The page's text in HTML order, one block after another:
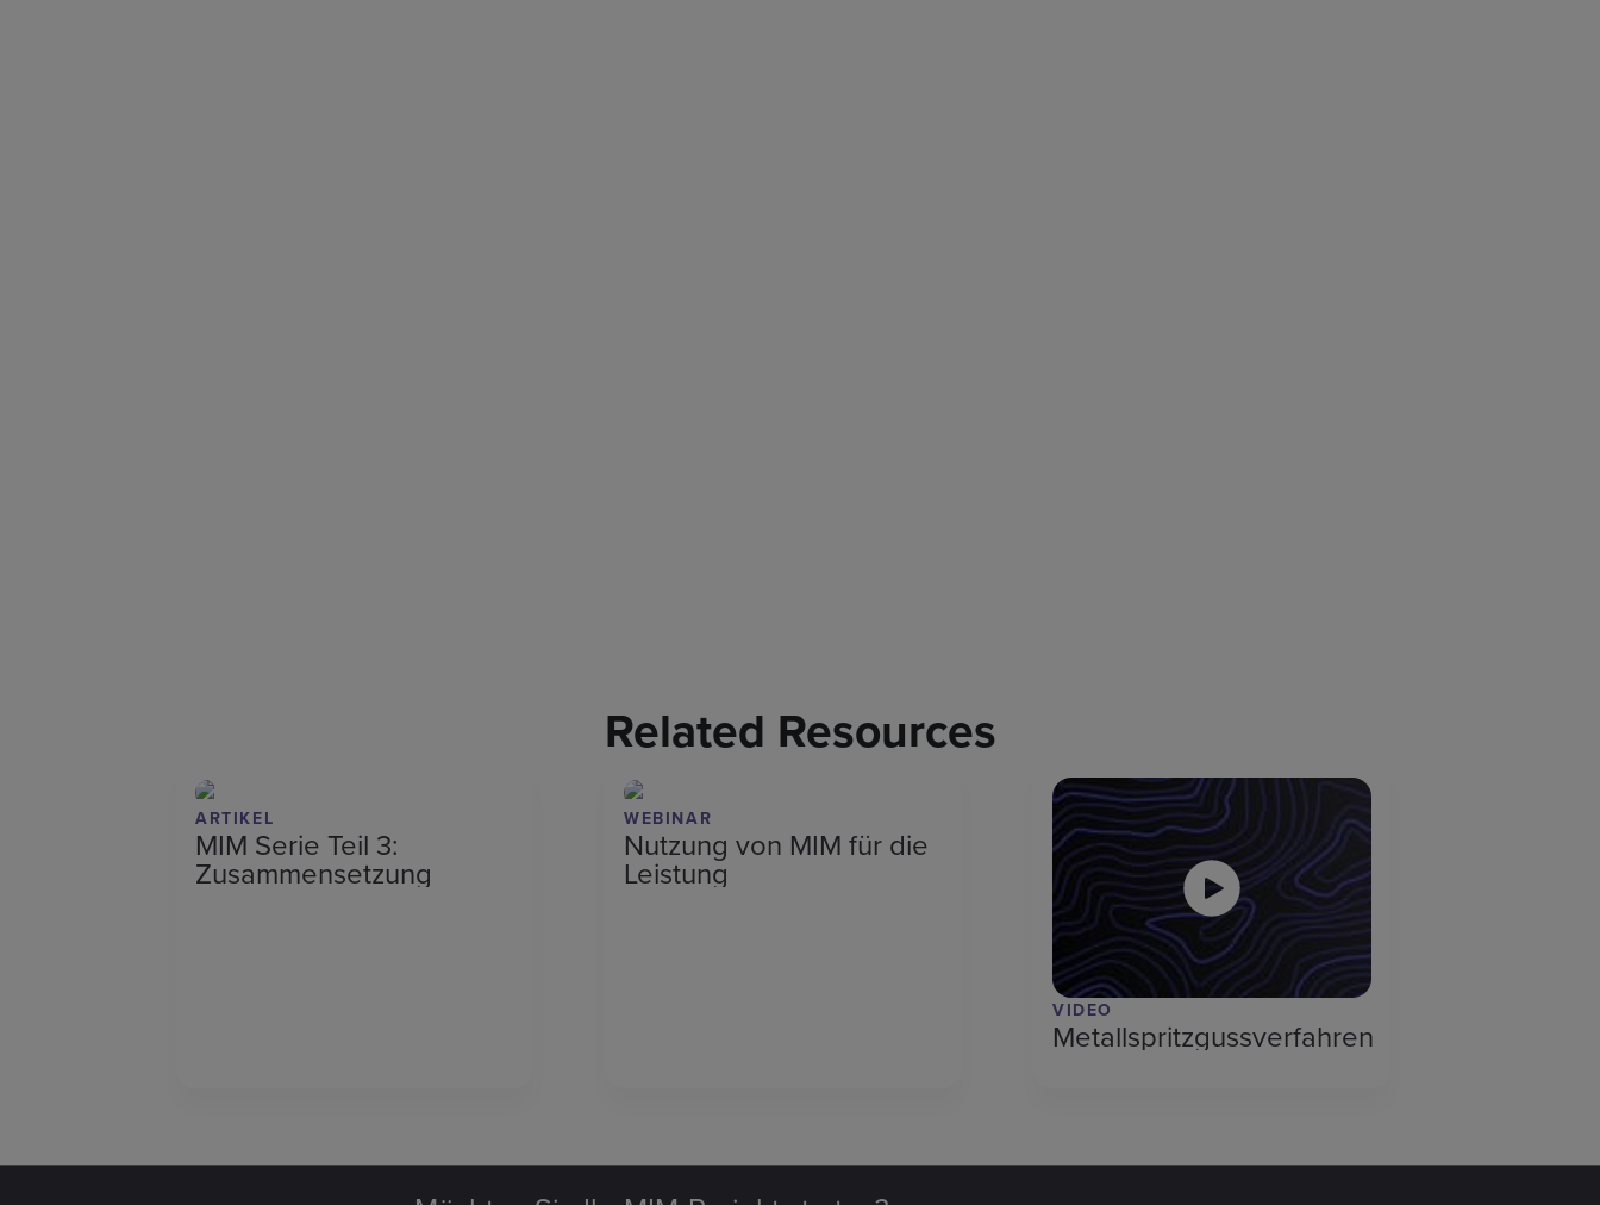
Related Resources
ARTIKEL
MIM Serie Teil 3:
Zusammensetzung
WEBINAR
Nutzung von MIM für die
Leistung
VIDEO
Metallspritzgussverfahren